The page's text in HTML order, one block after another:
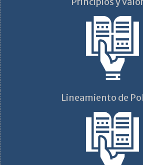
Lineamiento de